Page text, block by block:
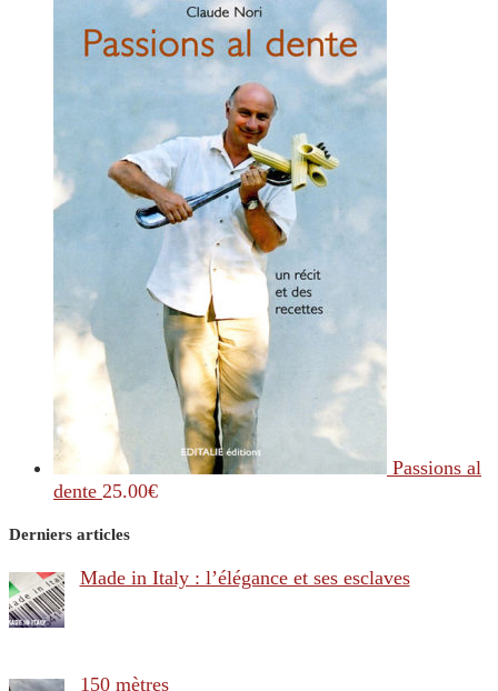
Passions al
dente 25.00€
Derniers articles
Made in Italy : l’élégance et ses esclaves
150 mètres